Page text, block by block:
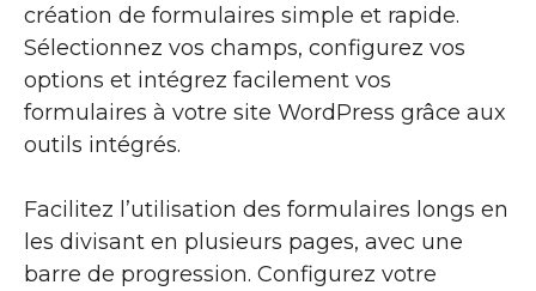
création de formulaires simple et rapide.
Sélectionnez vos champs, configurez vos
options et intégrez facilement vos
formulaires à votre site WordPress grâce aux
outils intégrés.
Facilitez l’utilisation des formulaires longs en
les divisant en plusieurs pages, avec une
barre de progression. Configurez votre